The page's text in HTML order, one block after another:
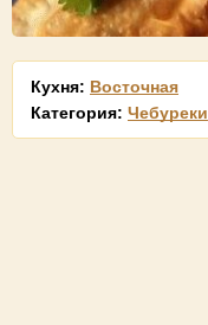
Кухня: Восточная
Категория: Чебуреки